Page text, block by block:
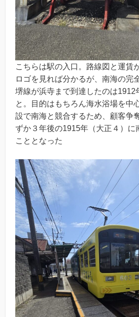
こちらは駅の入口。路線図と運賃
ロゴを見れば分かるが、南海の完
堺線が浜寺まで到達したのは1912
と。目的はもちろん海水浴場を中
設で南海と競合するため、顧客争
ずか３年後の1915年（大正４）に
こととなった